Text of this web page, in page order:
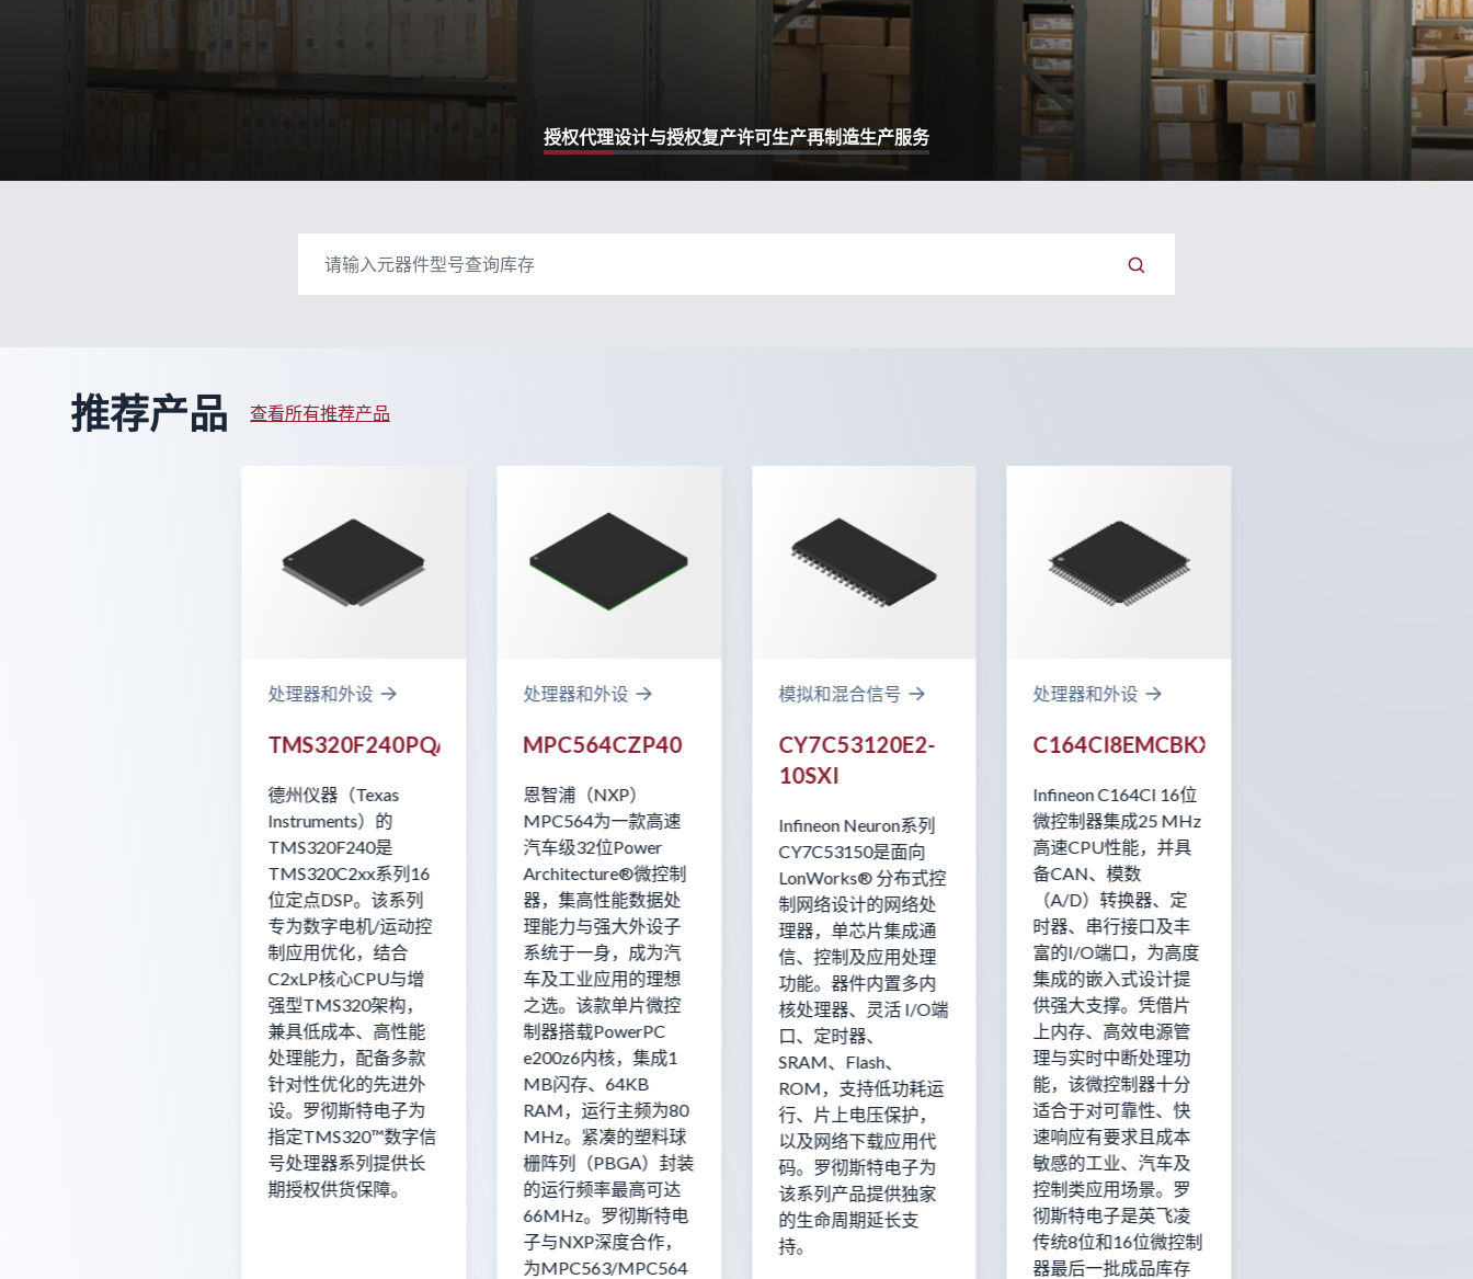
授权代理设计与授权复产许可生产再制造生产服务
推荐产品 查看所有推荐产品
处理器和外设
TMS320F240PQA
德州仪器（Texas
Instruments）的
TMS320F240是
TMS320C2xx系列16
位定点DSP。该系列
专为数字电机/运动控
制应用优化，结合
C2xLP核心CPU与增
强型TMS320架构，
兼具低成本、高性能
处理能力，配备多款
针对性优化的先进外
设。罗彻斯特电子为
指定TMS320™数字信
号处理器系列提供长
期授权供货保障。
处理器和外设
MPC564CZP40
恩智浦（NXP）
MPC564为一款高速
汽车级32位Power
Architecture®微控制
器，集高性能数据处
理能力与强大外设子
系统于一身，成为汽
车及工业应用的理想
之选。该款单片微控
制器搭载PowerPC
e200z6内核，集成1
MB闪存、64KB
RAM，运行主频为80
MHz。紧凑的塑料球
栅阵列（PBGA）封装
的运行频率最高可达
66MHz。罗彻斯特电
子与NXP深度合作，
为MPC563/MPC564
模拟和混合信号
CY7C53120E2-
10SXI
Infineon Neuron系列
CY7C53150是面向
LonWorks® 分布式控
制网络设计的网络处
理器，单芯片集成通
信、控制及应用处理
功能。器件内置多内
核处理器、灵活 I/O端
口、定时器、
SRAM、Flash、
ROM，支持低功耗运
行、片上电压保护，
以及网络下载应用代
码。罗彻斯特电子为
该系列产品提供独家
的生命周期延长支
持。
处理器和外设
C164CI8EMCBKXUMA1
Infineon C164CI 16位
微控制器集成25 MHz
高速CPU性能，并具
备CAN、模数
（A/D）转换器、定
时器、串行接口及丰
富的I/O端口，为高度
集成的嵌入式设计提
供强大支撑。凭借片
上内存、高效电源管
理与实时中断处理功
能，该微控制器十分
适合于对可靠性、快
速响应有要求且成本
敏感的工业、汽车及
控制类应用场景。罗
彻斯特电子是英飞凌
传统8位和16位微控制
器最后一批成品库存